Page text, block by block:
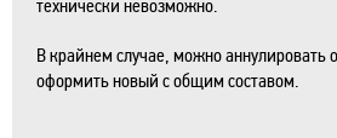
технически невозможно.
В крайнем случае, можно аннулировать
оформить новый с общим составом.